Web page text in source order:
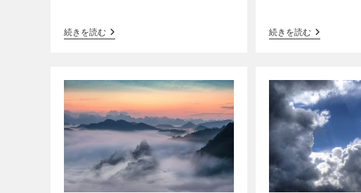
な環境に自分を置き、どのような…
続きを読む
係性やコミュニケー
続きを読む